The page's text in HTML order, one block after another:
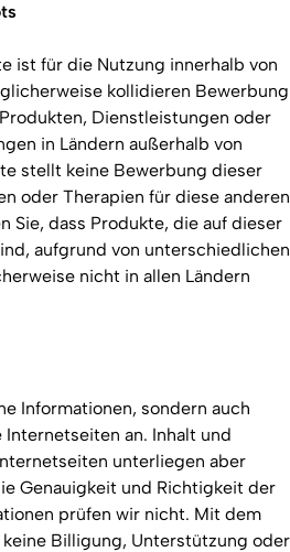
ist für die Nutzung innerhalb von
kollidieren Bewerbung
Dienstleistungen oder
in Ländern außerhalb von
stellt keine Bewerbung dieser
oder Therapien für diese anderen
Sie, dass Produkte, die auf dieser
aufgrund von unterschiedlichen
nicht in allen Ländern
Informationen, sondern auch
an. Inhalt und
unterliegen aber
Genauigkeit und Richtigkeit der
prüfen wir nicht. Mit dem
Billigung, Unterstützung oder